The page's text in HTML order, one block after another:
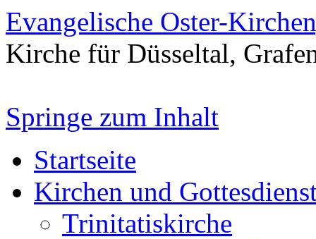
Evangelische Oster-
Kirche für Düsseltal,
Springe zum Inhalt
Startseite
Kirchen und
Trinitatiskirche